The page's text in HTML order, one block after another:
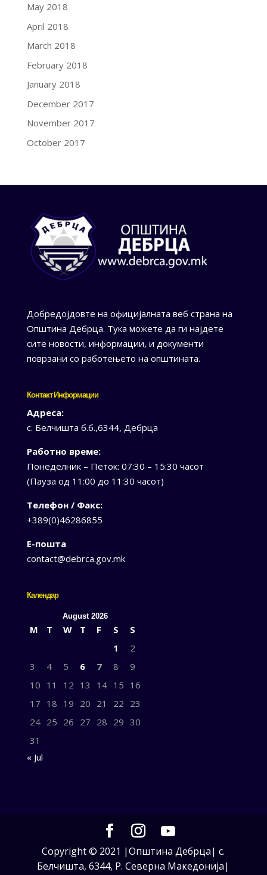
May 2018
April 2018
March 2018
February 2018
January 2018
December 2017
November 2017
October 2017
Добредојдовте на официјалната веб страна на
Општина Дебрца. Тука можете да ги најдете
сите новости, информации, и документи
поврзани со работењето на општината.
Контакт Информации
Адреса:
с. Белчишта б.б.,6344, Дебрца
Работно време:
Понеделник – Петок: 07:30 – 15:30 часот
(Пауза од 11:00 до 11:30 часот)
Телефон / Факс:
+389(0)46286855
Е-пошта
contact@debrca.gov.mk
Календар
August 2026
M T W T F S
S
1
2
3
4 5 6 7 8
9
10 11 12 13 14 15 16
17 18 19 20 21 22 23
24 25 26 27 28 29 30
31
« Jul
Copyright © 2021 |Општина Дебрца| с.
Белчишта, 6344, Р. Северна Македонија|